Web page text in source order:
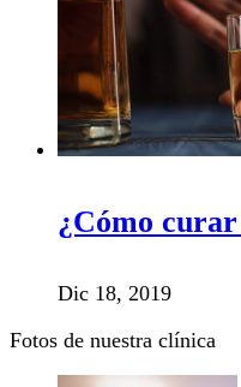
¿Cómo
Dic 18, 2019
Fotos de nuestra clínica